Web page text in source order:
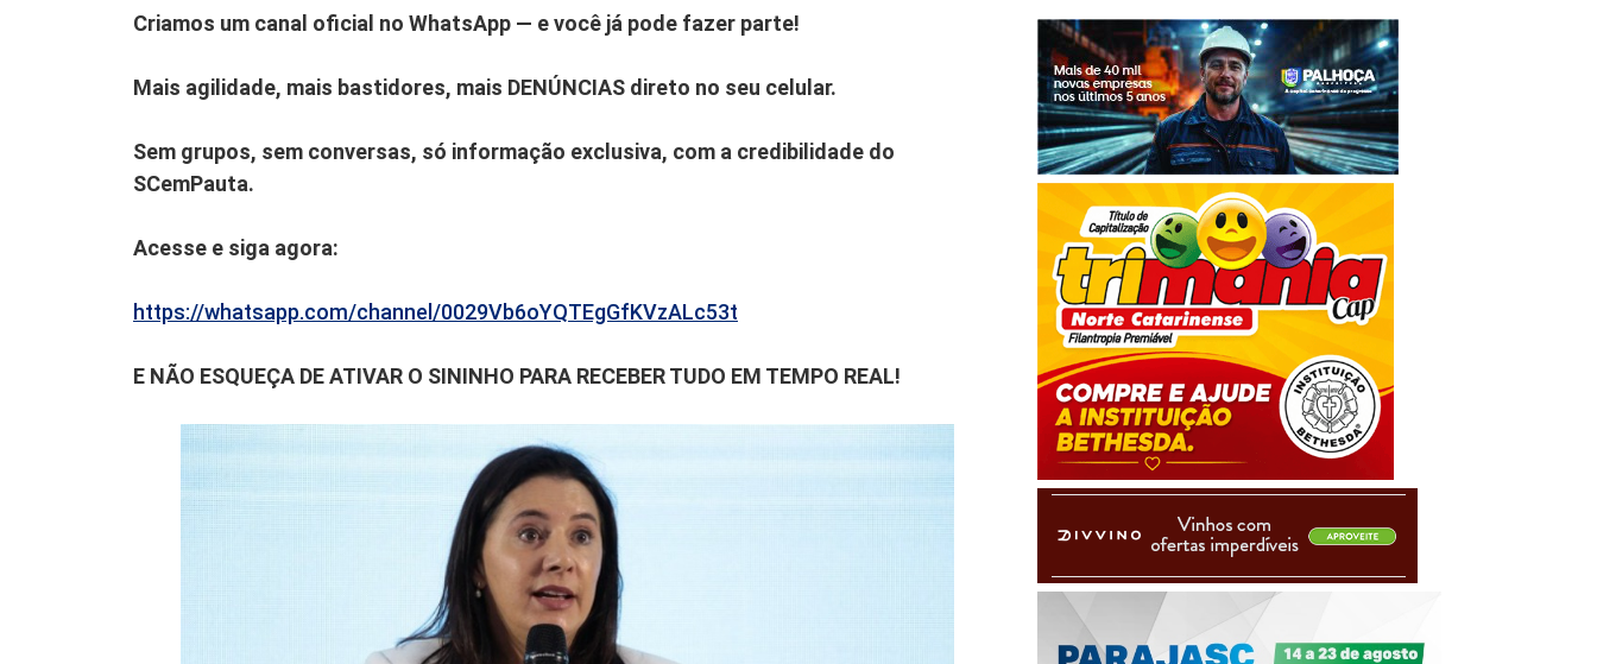
Criamos um canal oficial no WhatsApp — e você já pode fazer parte!
Mais agilidade, mais bastidores, mais DENÚNCIAS direto no seu celular.
Sem grupos, sem conversas, só informação exclusiva, com a credibilidade do
SCemPauta.
Acesse e siga agora:
https://whatsapp.com/channel/0029Vb6oYQTEgGfKVzALc53t
E NÃO ESQUEÇA DE ATIVAR O SININHO PARA RECEBER TUDO EM TEMPO REAL!